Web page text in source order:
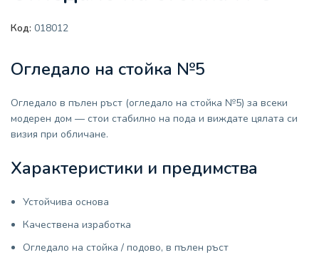
Код: 018012
Огледало на стойка №5
Огледало в пълен ръст (огледало на стойка №5) за всеки
модерен дом — стои стабилно на пода и виждате цялата си
визия при обличане.
Характеристики и предимства
Устойчива основа
Качествена изработка
Огледало на стойка / подово, в пълен ръст